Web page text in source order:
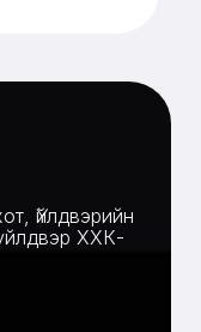
Үйлдвэрийн
ХХК-